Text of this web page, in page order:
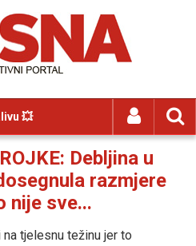
💥
Debljina u
razmjere
nije sve...
tjelesnu težinu jer to